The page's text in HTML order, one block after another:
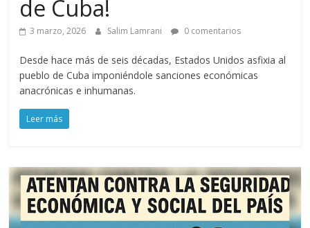
de Cuba!
3 marzo, 2026 Salim Lamrani 0 comentarios
Desde hace más de seis décadas, Estados Unidos asfixia al
pueblo de Cuba imponiéndole sanciones económicas
anacrónicas e inhumanas.
Leer más